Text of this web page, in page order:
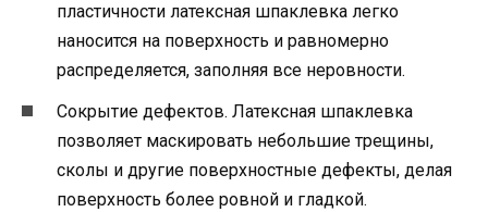
пластичности латексная шпаклевка легко
наносится на поверхность и равномерно
распределяется, заполняя все неровности.
Сокрытие дефектов. Латексная шпаклевка
позволяет маскировать небольшие трещины,
сколы и другие поверхностные дефекты, делая
поверхность более ровной и гладкой.